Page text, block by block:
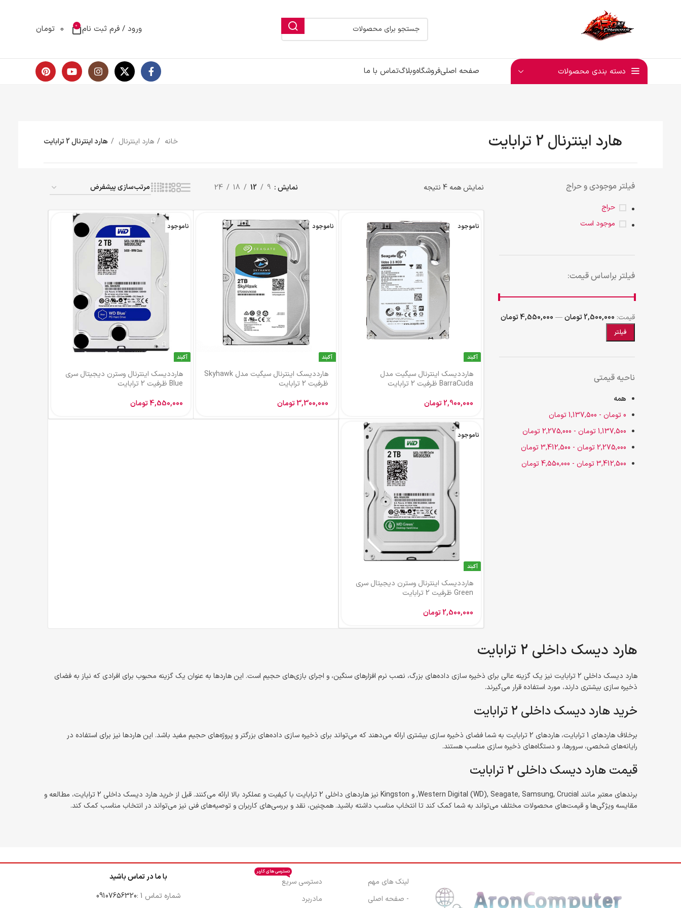
ورود / فرم ثبت نام 0
0 تومان
دسته بندی محصولات صفحه اصلیفروشگاهوبلاگتماس با ما
هارد اینترنال 2 ترابایت خانه هارد اینترنال هارد اینترنال 2 ترابایت
فیلتر موجودی و حراج
حراج
موجود است
فیلتر براساس قیمت:
فیلتر
قیمت: 2,500,000 تومان — 4,550,000 تومان
ناحیه قیمتی
همه
0تومان -
1,137,500تومان
1,137,500تومان -
2,275,000تومان
2,275,000تومان -
3,412,500تومان
3,412,500تومان -
4,550,000تومان
نمایش همه 4 نتیجه نمایش 9
12
18
24
ناموجود
آکبند
هارددیسک اینترنال سیگیت مدل
BarraCuda ظرفیت 2 ترابایت
2,900,000تومان
ناموجود
آکبند
هارددیسک اینترنال سیگیت مدل Skyhawk
ظرفیت 2 ترابایت
3,300,000تومان
ناموجود
آکبند
هارددیسک اینترنال وسترن دیجیتال سری
Blue ظرفیت 2 ترابایت
4,550,000تومان
ناموجود
آکبند
هارددیسک اینترنال وسترن دیجیتال سری
Green ظرفیت 2 ترابایت
2,500,000تومان
هارد دیسک داخلی 2 ترابایت
هارد دیسک داخلی 2 ترابایت نیز یک گزینه عالی برای ذخیره سازی داده‌های بزرگ، نصب نرم افزارهای سنگین، و اجرای بازی‌های حجیم است. این هاردها به عنوان یک گزینه محبوب برای افرادی که نیاز به فضای
ذخیره سازی بیشتری دارند، مورد استفاده قرار می‌گیرند.
خرید هارد دیسک داخلی 2 ترابایت
برخلاف هاردهای 1 ترابایت، هاردهای 2 ترابایت به شما فضای ذخیره سازی بیشتری ارائه می‌دهند که می‌تواند برای ذخیره سازی داده‌های بزرگتر و پروژه‌های حجیم مفید باشد. این هاردها نیز برای استفاده در
رایانه‌های شخصی، سرورها، و دستگاه‌های ذخیره سازی مناسب هستند.
قیمت هارد دیسک داخلی 2 ترابایت
برندهای معتبر مانند Western Digital (WD), Seagate, Samsung, Crucial, و Kingston نیز هاردهای داخلی 2 ترابایت با کیفیت و عملکرد بالا ارائه می‌کنند. قبل از خرید هارد دیسک داخلی 2 ترابایت، مطالعه و
مقایسه ویژگی‌ها و قیمت‌های محصولات مختلف می‌تواند به شما کمک کند تا انتخاب مناسب داشته باشید. همچنین، نقد و بررسی‌های کاربران و توصیه‌های فنی نیز می‌تواند در انتخاب مناسب کمک کند.
لینک های مهم
- صفحه اصلی
دسترسی سریع
دسترسی های کاربر
مادربرد
با ما در تماس باشید
شماره تماس 1 :
09107656320